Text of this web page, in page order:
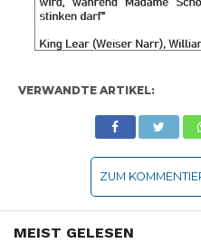
VERWANDTE ARTIKEL:
ZUM
MEIST GELESEN